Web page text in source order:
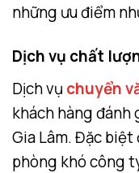
những ưu điểm
Dịch vụ chất
Dịch vụ chuyển
khách hàng
Gia Lâm. Đặc
phòng khó công